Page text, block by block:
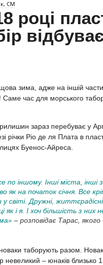
СМ
році
зима, адже на іншій
Саме час для морського
зараз перебуває у
річки Ріо де ля Плата в
Буенос-Айреса.
по іншому. Інші міста, інші
як на початок січня. Все
світі. Дружні,
як і я. І хоч більшість з них
– розповідає Тарас,
новаки таборують разом.
невеликий – юнаків близько